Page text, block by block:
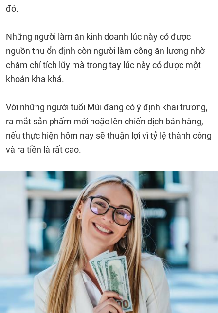
đó.
Những người làm ăn kinh doanh lúc này có được
nguồn thu ổn định còn người làm công ăn lương nhờ
chăm chỉ tích lũy mà trong tay lúc này có được một
khoản kha khá.
Với những người tuổi Mùi đang có ý định khai trương,
ra mắt sản phẩm mới hoặc lên chiến dịch bán hàng,
nếu thực hiện hôm nay sẽ thuận lợi vì tỷ lệ thành công
và ra tiền là rất cao.